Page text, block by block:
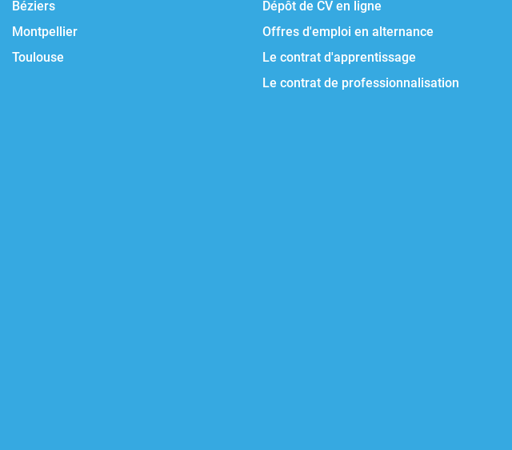
Béziers
Montpellier
Toulouse
Dépôt de CV en ligne
Offres d'emploi en alternance
Le contrat d'apprentissage
Le contrat de professionnalisation